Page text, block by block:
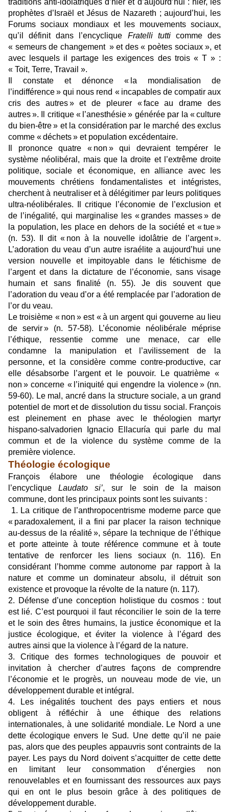
traditions anti-idolâtriques d’hier et d’aujourd’hui : hier, les
prophètes d’Israël et Jésus de Nazareth ; aujourd’hui, les
Forums sociaux mondiaux et les mouvements sociaux,
qu’il définit dans l’encyclique Fratelli tutticomme des
« semeurs de changement » et des « poètes sociaux », et
avec lesquels il partage les exigences des trois « T » :
« Toit, Terre, Travail ».
Il constate et dénonce « la mondialisation de
l’indifférence » qui nous rend « incapables de compatir aux
cris des autres » et de pleurer « face au drame des
autres ». Il critique « l’anesthésie » générée par la « culture
du bien-être » et la considération par le marché des exclus
comme « déchets » et population excédentaire.
Il prononce quatre « non » qui devraient tempérer le
système néolibéral, mais que la droite et l’extrême droite
politique, sociale et économique, en alliance avec les
mouvements chrétiens fondamentalistes et intégristes,
cherchent à neutraliser et à délégitimer par leurs politiques
ultra-néolibérales. Il critique l’économie de l’exclusion et
de l’inégalité, qui marginalise les « grandes masses » de
la population, les place en dehors de la société et « tue »
(n. 53). Il dit « non à la nouvelle idolâtrie de l’argent ».
L’adoration du veau d’un autre israélite a aujourd’hui une
version nouvelle et impitoyable dans le fétichisme de
l’argent et dans la dictature de l’économie, sans visage
humain et sans finalité (n. 55). Je dis souvent que
l’adoration du veau d’or a été remplacée par l’adoration de
l’or du veau.
Le troisième « non » est « à un argent qui gouverne au lieu
de servir » (n. 57-58). L’économie néolibérale méprise
l’éthique, ressentie comme une menace, car elle
condamne la manipulation et l’avilissement de la
personne, et la considère comme contre-productive, car
elle désabsorbe l’argent et le pouvoir. Le quatrième «
non » concerne « l’iniquité qui engendre la violence » (nn.
59-60). Le mal, ancré dans la structure sociale, a un grand
potentiel de mort et de dissolution du tissu social. François
est pleinement en phase avec le théologien martyr
hispano-salvadorien Ignacio Ellacuría qui parle du mal
commun et de la violence du système comme de la
première violence.
Théologie écologique
François élabore une théologie écologique dans
l’encycliqueLaudato si’, sur le soin de la maison
commune, dont les principaux points sont les suivants :
1. La critique de l’anthropocentrisme moderne parce que
« paradoxalement, il a fini par placer la raison technique
au-dessus de la réalité », sépare la technique de l’éthique
et porte atteinte à toute référence commune et à toute
tentative de renforcer les liens sociaux (n. 116). En
considérant l’homme comme autonome par rapport à la
nature et comme un dominateur absolu, il détruit son
existence et provoque la révolte de la nature (n. 117).
2. Défense d’une conception holistique du cosmos : tout
est lié. C’est pourquoi il faut réconcilier le soin de la terre
et le soin des êtres humains, la justice économique et la
justice écologique, et éviter la violence à l’égard des
autres ainsi que la violence à l’égard de la nature.
3. Critique des formes technologiques de pouvoir et
invitation à chercher d’autres façons de comprendre
l’économie et le progrès, un nouveau mode de vie, un
développement durable et intégral.
4. Les inégalités touchent des pays entiers et nous
obligent à réfléchir à une éthique des relations
internationales, à une solidarité mondiale. Le Nord a une
dette écologique envers le Sud. Une dette qu’il ne paie
pas, alors que des peuples appauvris sont contraints de la
payer. Les pays du Nord doivent s’acquitter de cette dette
en limitant leur consommation d’énergies non
renouvelables et en fournissant des ressources aux pays
qui en ont le plus besoin grâce à des politiques de
développement durable.